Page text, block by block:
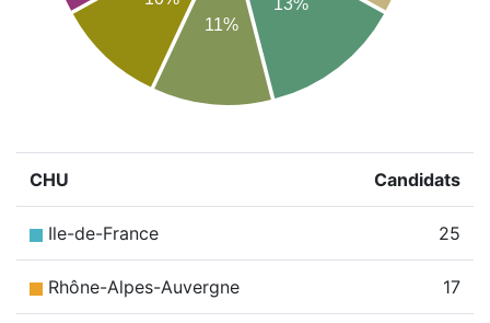
13%
11%
CHU Candidats
Ile-de-France 25
Rhône-Alpes-Auvergne 17